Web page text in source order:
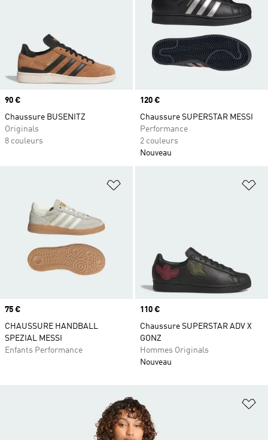
Prix
90 €
Chaussure BUSENITZ
Originals
8 couleurs
Prix
120 €
Chaussure SUPERSTAR MESSI
Performance
2 couleurs
Nouveau
Ajouter à la Liste de produits
Prix
75 €
CHAUSSURE HANDBALL
SPEZIAL MESSI
Enfants Performance
Prix
110 €
Chaussure SUPERSTAR ADV X
GONZ
Hommes Originals
Nouveau